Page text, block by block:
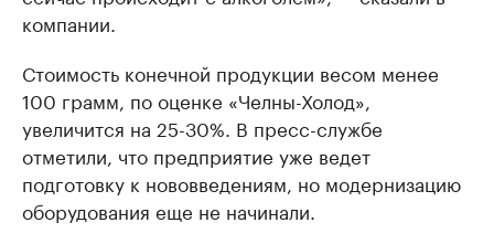
компании.
Стоимость конечной продукции весом менее
100 грамм, по оценке «Челны-Холод»,
увеличится на 25-30%. В пресс-службе
отметили, что предприятие уже ведет
подготовку к нововведениям, но модернизацию
оборудования еще не начинали.